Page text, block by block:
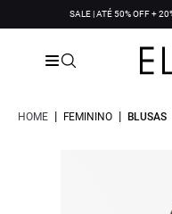
SALE | ATÉ 50% OFF +
HOME | FEMININO | BLUSAS